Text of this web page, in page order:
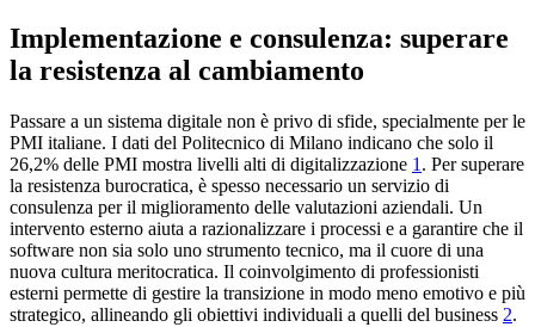
Implementazione e consulenza: superare
la resistenza al cambiamento
Passare a un sistema digitale non è privo di sfide, specialmente per le
PMI italiane. I dati del Politecnico di Milano indicano che solo il
26,2% delle PMI mostra livelli alti di digitalizzazione 1 . Per superare
la resistenza burocratica, è spesso necessario un servizio di
consulenza per il miglioramento delle valutazioni aziendali. Un
intervento esterno aiuta a razionalizzare i processi e a garantire che il
software non sia solo uno strumento tecnico, ma il cuore di una
nuova cultura meritocratica. Il coinvolgimento di professionisti
esterni permette di gestire la transizione in modo meno emotivo e più
strategico, allineando gli obiettivi individuali a quelli del business 2.